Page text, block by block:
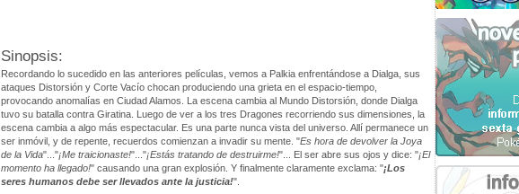
Sinopsis:
Recordando lo sucedido en las anteriores películas, vemos a Palkia enfrentándose a Dialga, sus
ataques Distorsión y Corte Vacío chocan produciendo una grieta en el espacio-tiempo,
provocando anomalías en Ciudad Alamos. La escena cambia al Mundo Distorsión, donde Dialga
tuvo su batalla contra Giratina. Luego de ver a los tres Dragones recorriendo sus dimensiones, la
escena cambia a algo más espectacular. Es una parte nunca vista del universo. Allí permanece un
ser inmóvil, y de repente, recuerdos comienzan a invadir su mente. "Es hora de devolver la Joya
de la Vida"..."¡Me traicionaste!"..."¡Estás tratando de destruirme!"... El ser abre sus ojos y dice: "¡El
momento ha llegado!" causando una gran explosión. Y finalmente claramente exclama: "¡Los
seres humanos debe ser llevados ante la justicia!".